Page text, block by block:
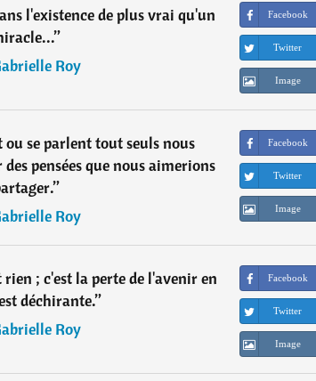
l'existence de plus vrai qu'un
”
Roy
Facebook
Twitter
Image
ou se parlent tout seuls nous
pensées que nous aimerions
”
Roy
Facebook
Twitter
Image
; c'est la perte de l'avenir en
déchirante.”
Roy
Facebook
Twitter
Image